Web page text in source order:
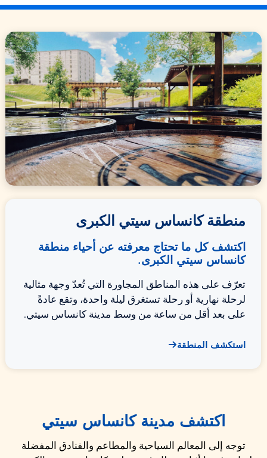
منطقة كانساس سيتي الكبرى
اكتشف كل ما تحتاج معرفته عن أحياء منطقة
كانساس سيتي الكبرى.
تعرّف على هذه المناطق المجاورة التي تُعدّ وجهة مثالية
لرحلة نهارية أو رحلة تستغرق ليلة واحدة، وتقع عادةً
على بعد أقل من ساعة من وسط مدينة كانساس سيتي.
استكشف المنطقة
اكتشف مدينة كانساس سيتي
توجه إلى المعالم السياحية والمطاعم والفنادق المفضلة